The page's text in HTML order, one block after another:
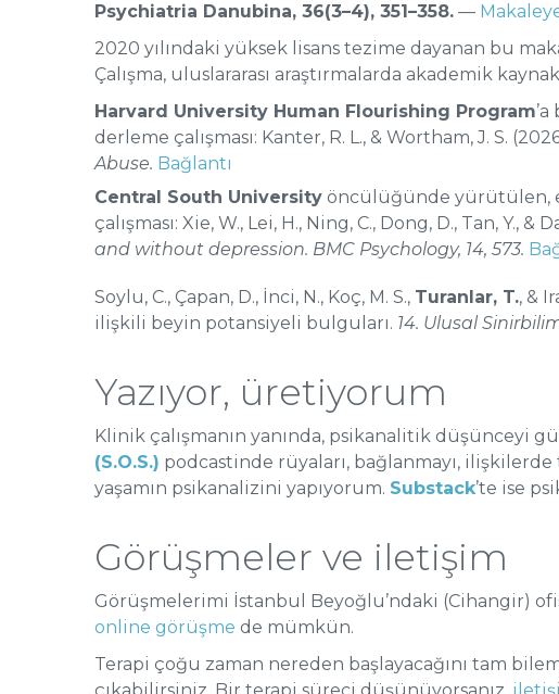
Psychiatria Danubina, 36(3–4), 351–358. —
2020 yılındaki yüksek lisans tezime dayanan bu
Çalışma, uluslararası araştırmalarda akademik
Harvard University Human Flourishing Program
derleme çalışması: Kanter, R. L., & Wortham, J. S.
Abuse. Bağlantı
Central South University öncülüğünde yürütülen,
çalışması: Xie, W., Lei, H., Ning, C., Dong, D., Tan, Y., &
and without depression. BMC Psychology, 14, 573.
Soylu, C., Çapan, D., İnci, N., Koç, M. S., Turanlar, T., &
ilişkili beyin potansiyeli bulguları. 14. Ulusal
Yazıyor, üretiyorum
Klinik çalışmanın yanında, psikanalitik düşünceyi
(S.O.S.) podcastinde rüyaları, bağlanmayı,
yaşamın psikanalizini yapıyorum. Substack’te ise
Görüşmeler ve iletişim
Görüşmelerimi İstanbul Beyoğlu’ndaki (Cihangir)
online görüşme de mümkün.
Terapi çoğu zaman nereden başlayacağını tam